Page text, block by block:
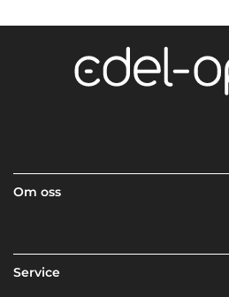
Om oss
Service